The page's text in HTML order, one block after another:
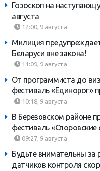
Гороскоп на
августа
12:00, 9 августа
Милиция
Беларуси вне закона!
11:09, 9 августа
От программиста до
фестиваль «Единорог»
10:18, 9 августа
В Березовском районе
фестиваль «Споровские
09:27, 9 августа
Будьте внимательны за
датчиков контроля